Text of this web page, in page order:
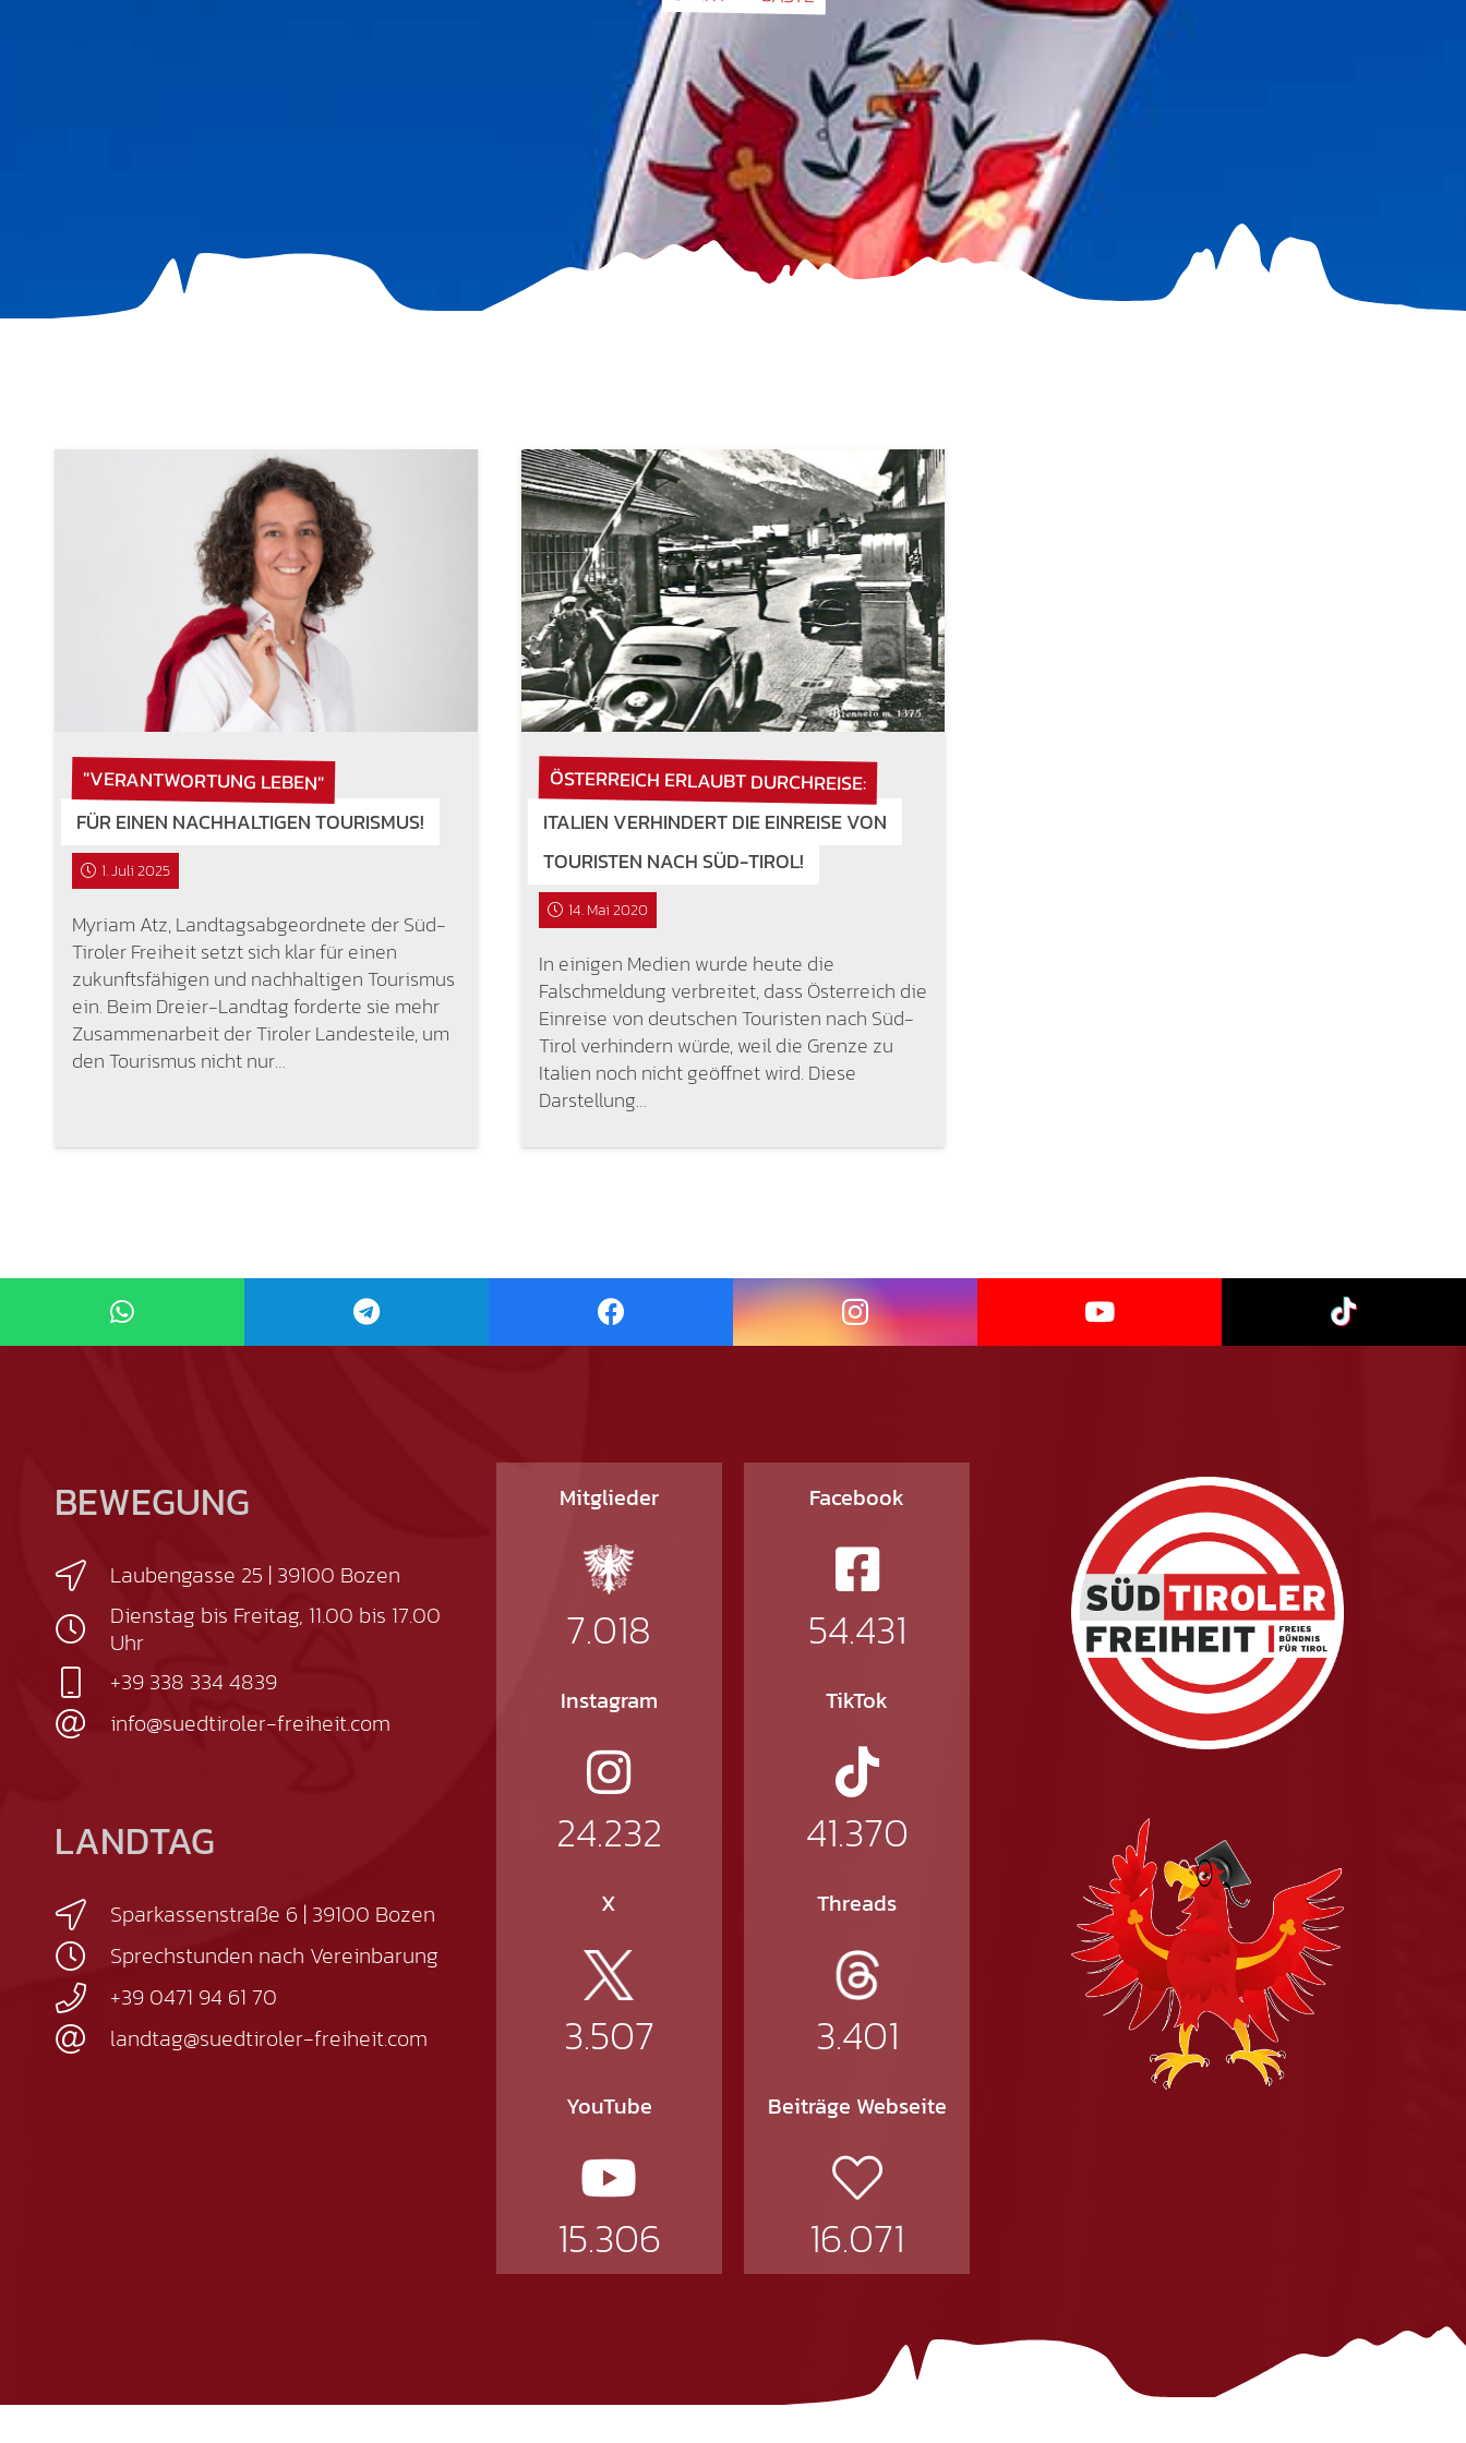
"VERANTWORTUNG LEBEN"
FÜR EINEN NACHHALTIGEN TOURISMUS!
1. Juli 2025
Myriam Atz, Landtagsabgeordnete der Süd-
Tiroler Freiheit setzt sich klar für einen
zukunftsfähigen und nachhaltigen Tourismus
ein. Beim Dreier-Landtag forderte sie mehr
Zusammenarbeit der Tiroler Landesteile, um
den Tourismus nicht nur…
ÖSTERREICH ERLAUBT DURCHREISE:
ITALIEN VERHINDERT DIE EINREISE VON
TOURISTEN NACH SÜD-TIROL!
14. Mai 2020
In einigen Medien wurde heute die
Falschmeldung verbreitet, dass Österreich die
Einreise von deutschen Touristen nach Süd-
Tirol verhindern würde, weil die Grenze zu
Italien noch nicht geöffnet wird. Diese
Darstellung…
BEWEGUNG
Laubengasse 25 | 39100 Bozen
Dienstag bis Freitag, 11.00 bis 17.00
Uhr
+39 338 334 4839
info@suedtiroler-freiheit.com
LANDTAG
Sparkassenstraße 6 | 39100 Bozen
Sprechstunden nach Vereinbarung
+39 0471 94 61 70
landtag@suedtiroler-freiheit.com
Mitglieder
7.018
Facebook
54.431
Instagram
24.232
TikTok
41.370
X
3.507
Threads
3.401
YouTube
15.306
Beiträge Webseite
16.071